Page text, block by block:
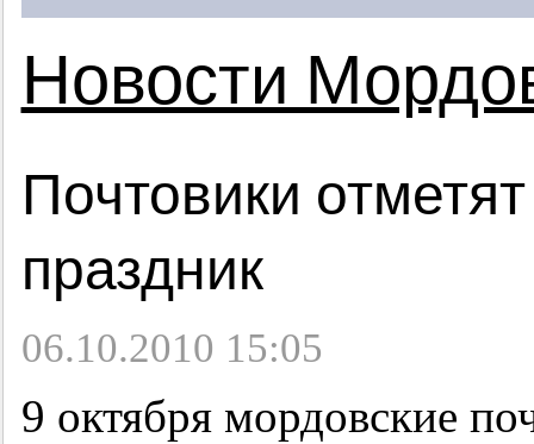
Новости
Почтовики
праздник
06.10.2010 15:05
9 октября мордовские